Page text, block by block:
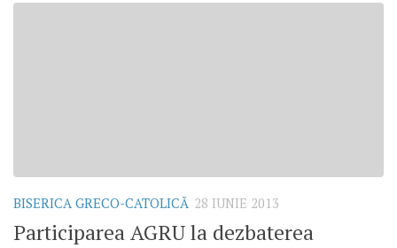
BISERICA GRECO-CATOLICĂ 28 IUNIE 2013
Participarea AGRU la dezbaterea